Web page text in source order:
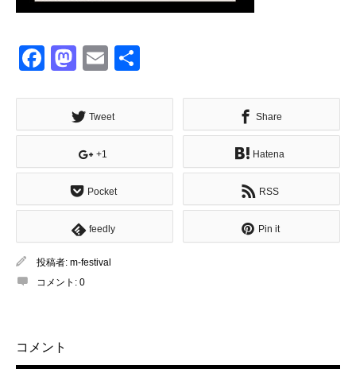
Facebook
Mastodon
Email
Tweet Share
+1 Hatena
Pocket RSS
feedly Pin it
投稿者: m-festival
コメント: 0
コメント